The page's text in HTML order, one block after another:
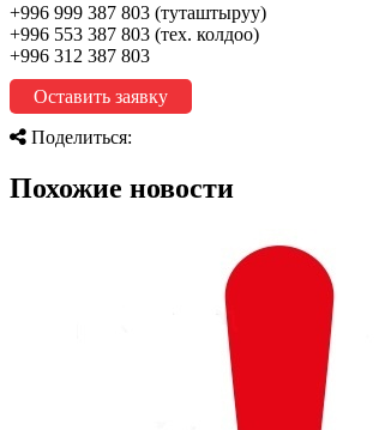
+996 999 387 803 (туташтыруу)
+996 553 387 803 (тех. колдоо)
+996 312 387 803
Оставить заявку
Поделиться:
Похожие новости